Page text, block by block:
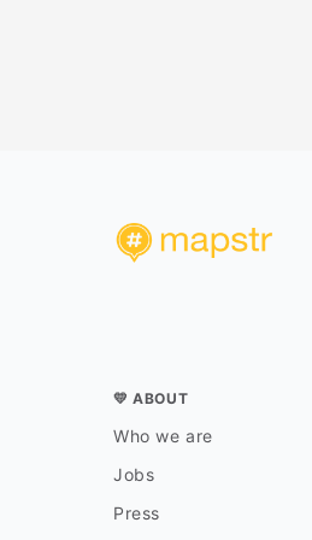
💛 ABOUT
Who we are
Jobs
Press